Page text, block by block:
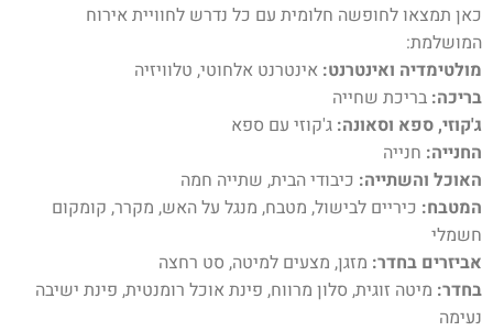
כאן תמצאו לחופשה חלומית עם כל נדרש לחוויית אירוח
המושלמת:
מולטימדיה ואינטרנט: אינטרנט אלחוטי, טלוויזיה
בריכה: בריכת שחייה
ג'קוזי, ספא וסאונה: ג'קוזי עם ספא
החנייה: חנייה
האוכל והשתייה: כיבודי הבית, שתייה חמה
המטבח: כיריים לבישול, מטבח, מנגל על האש, מקרר, קומקום
חשמלי
אביזרים בחדר: מזגן, מצעים למיטה, סט רחצה
בחדר: מיטה זוגית, סלון מרווח, פינת אוכל רומנטית, פינת ישיבה
נעימה